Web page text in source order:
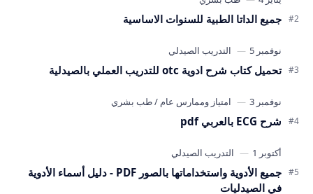
جميع الداتا الطبية للسنوات الاساسية
تحميل كتاب شرح ادوية otc للتدريب العملي بالصيدلية
شرح ECG بالعربي pdf
جميع الأدوية واستخداماتها بالصور PDF - دليل أسماء الأدوية
في الصيدليات